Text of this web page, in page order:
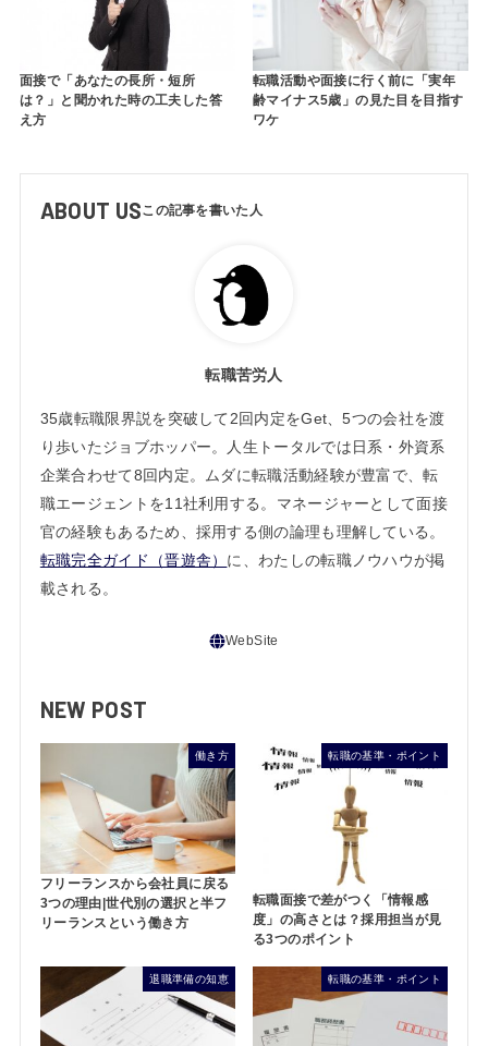
面接で「あなたの長所・短所
は？」と聞かれた時の工夫した答
え方
転職活動や面接に行く前に「実年
齢マイナス5歳」の見た目を目指す
ワケ
ABOUT US
転職苦労人
35歳転職限界説を突破して2回内定をGet、5つの会社を渡
り歩いたジョブホッパー。人生トータルでは日系・外資系
企業合わせて8回内定。ムダに転職活動経験が豊富で、転
職エージェントを11社利用する。マネージャーとして面接
官の経験もあるため、採用する側の論理も理解している。
転職完全ガイド（晋遊舎） に、わたしの転職ノウハウが掲
載される。
NEW POST
働き方
フリーランスから会社員に戻る
3つの理由|世代別の選択と半フ
リーランスという働き方
転職の基準・ポイント
転職面接で差がつく「情報感
度」の高さとは？採用担当が見
る3つのポイント
退職準備の知恵 転職の基準・ポイント